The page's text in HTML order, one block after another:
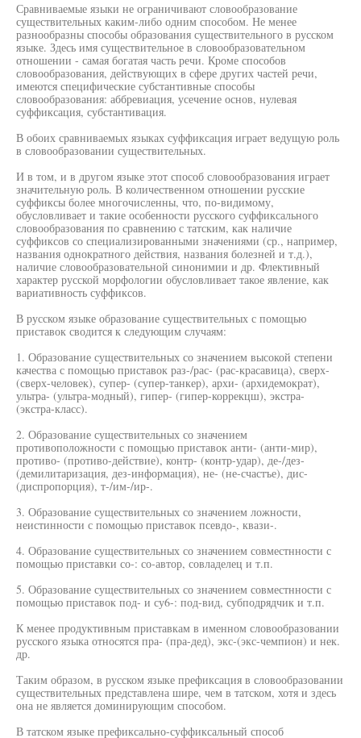
Сравниваемые языки не ограничивают словообразование
существительных каким-либо одним способом. Не менее
разнообразны способы образования существительного в русском
языке. Здесь имя существительное в словообразовательном
отношении - самая богатая часть речи. Кроме способов
словообразования, действующих в сфере других частей речи,
имеются специфические субстантивные способы
словообразования: аббревиация, усечение основ, нулевая
суффиксация, субстантивация.
В обоих сравниваемых языках суффиксация играет ведущую роль
в словообразовании существительных.
И в том, и в другом языке этот способ словообразования играет
значительную роль. В количественном отношении русские
суффиксы более многочисленны, что, по-видимому,
обусловливает и такие особенности русского суффиксального
словообразования по сравнению с татским, как наличие
суффиксов со специализированными значениями (ср., например,
названия однократного действия, названия болезней и т.д.),
наличие словообразовательной синонимии и др. Флективный
характер русской морфологии обусловливает такое явление, как
вариативность суффиксов.
В русском языке образование существительных с помощью
приставок сводится к следующим случаям:
1. Образование существительных со значением высокой степени
качества с помощью приставок раз-/рас- (рас-красавица), сверх-
(сверх-человек), супер- (супер-танкер), архи- (архидемократ),
ультра- (ультра-модный), гипер- (гипер-коррекцш), экстра-
(экстра-класс).
2. Образование существительных со значением
противоположности с помощью приставок анти- (анти-мир),
противо- (противо-действие), контр- (контр-удар), де-/дез-
(демилитаризация, дез-информация), не- (не-счастъе), дис-
(диспропорция), т-/им-/ир-.
3. Образование существительных со значением ложности,
неистинности с помощью приставок псевдо-, квази-.
4. Образование существительных со значением совместнности с
помощью приставки со-: со-автор, совладелец и т.п.
5. Образование существительных со значением совместнности с
помощью приставок под- и су6-: под-вид, субподрядчик и т.п.
К менее продуктивным приставкам в именном словообразовании
русского языка относятся пра- (пра-дед), экс-(экс-чемпион) и нек.
др.
Таким образом, в русском языке префиксация в словообразовании
существительных представлена шире, чем в татском, хотя и здесь
она не является доминирующим способом.
В татском языке префиксально-суффиксальный способ